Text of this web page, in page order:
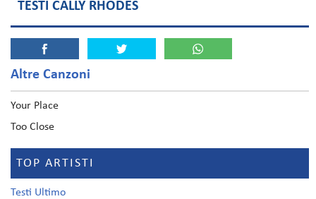
TESTI CALLY RHODES
Altre Canzoni
Your Place
Too Close
TOP ARTISTI
Testi Ultimo